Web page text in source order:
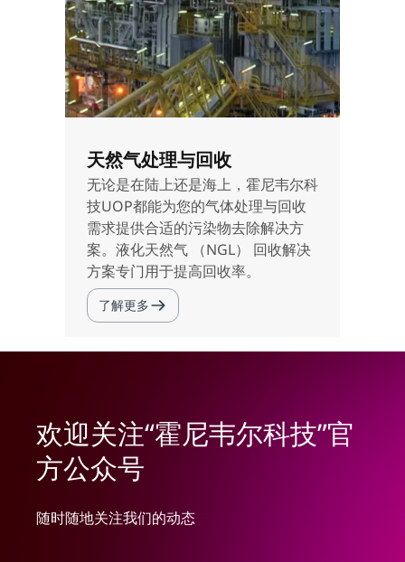
天然气处理与回收
无论是在陆上还是海上，霍尼韦尔科
技UOP都能为您的气体处理与回收
需求提供合适的污染物去除解决方
案。液化天然气 （NGL） 回收解决
方案专门用于提高回收率。
了解更多
欢迎关注“霍尼韦尔科技”官
方公众号
随时随地关注我们的动态